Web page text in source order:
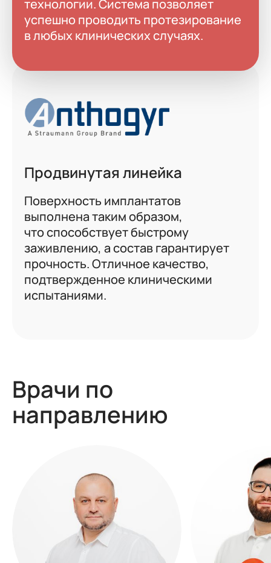
технологии. Система позволяет
успешно проводить протезирование
в любых клинических случаях.
Продвинутая линейка
Поверхность имплантатов
выполнена таким образом,
что способствует быстрому
заживлению, а состав гарантирует
прочность. Отличное качество,
подтвержденное клиническими
испытаниями.
Врачи по
направлению